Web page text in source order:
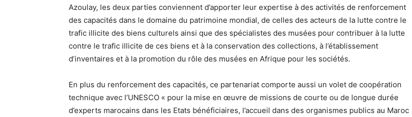
Azoulay, les deux parties conviennent d’apporter leur expertise à des activités de renforcement
des capacités dans le domaine du patrimoine mondial, de celles des acteurs de la lutte contre le
trafic illicite des biens culturels ainsi que des spécialistes des musées pour contribuer à la lutte
contre le trafic illicite de ces biens et à la conservation des collections, à l’établissement
d’inventaires et à la promotion du rôle des musées en Afrique pour les sociétés.
En plus du renforcement des capacités, ce partenariat comporte aussi un volet de coopération
technique avec l’UNESCO « pour la mise en œuvre de missions de courte ou de longue durée
d’experts marocains dans les Etats bénéficiaires, l’accueil dans des organismes publics au Maroc